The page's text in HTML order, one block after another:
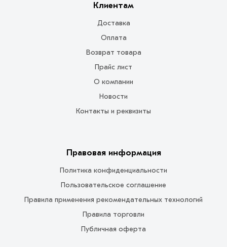
Клиентам
Доставка
Оплата
Возврат товара
Прайс лист
О компании
Новости
Контакты и реквизиты
Правовая информация
Политика конфиденциальности
Пользовательское соглашение
Правила применения рекомендательных технологий
Правила торговли
Публичная оферта